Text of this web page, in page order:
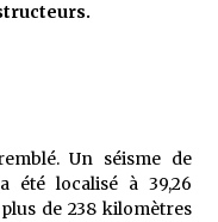
Un séisme de
été localisé à 39,26
de 238 kilomètres